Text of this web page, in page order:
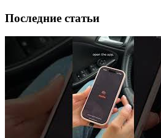
Последние статьи